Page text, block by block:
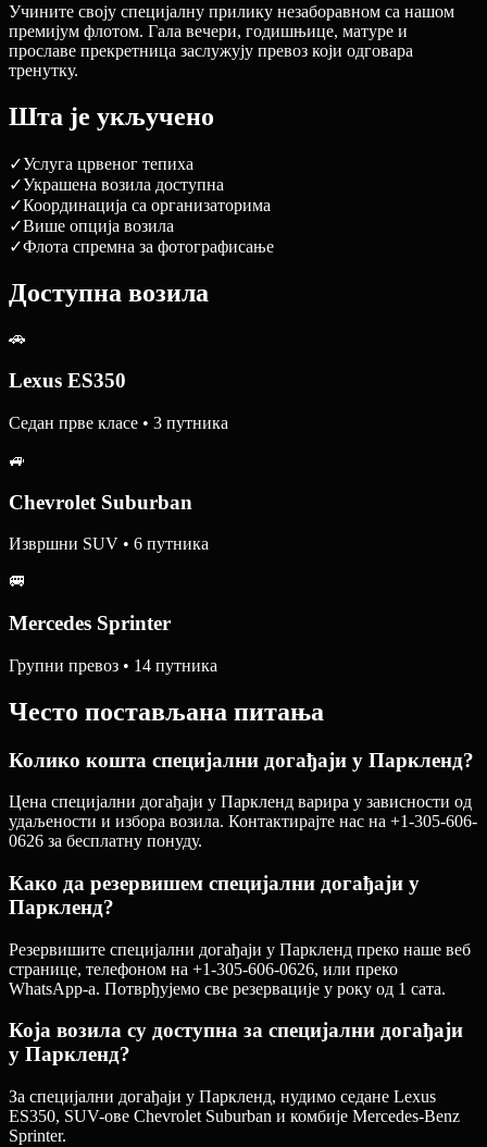
Учините своју специјалну прилику незаборавном са нашом
премијум флотом. Гала вечери, годишњице, матуре и
прославе прекретница заслужују превоз који одговара
тренутку.
Шта је укључено
✓Услуга црвеног тепиха
✓Украшена возила доступна
✓Координација са организаторима
✓Више опција возила
✓Флота спремна за фотографисање
Доступна возила
🚗
Lexus ES350
Седан прве класе • 3 путника
🚙
Chevrolet Suburban
Извршни SUV • 6 путника
🚐
Mercedes Sprinter
Групни превоз • 14 путника
Често постављана питања
Колико кошта специјални догађаји у Паркленд?
Цена специјални догађаји у Паркленд варира у зависности од
удаљености и избора возила. Контактирајте нас на +1-305-606-
0626 за бесплатну понуду.
Како да резервишем специјални догађаји у
Паркленд?
Резервишите специјални догађаји у Паркленд преко наше веб
странице, телефоном на +1-305-606-0626, или преко
WhatsApp-а. Потврђујемо све резервације у року од 1 сата.
Која возила су доступна за специјални догађаји
у Паркленд?
За специјални догађаји у Паркленд, нудимо седане Lexus
ES350, SUV-ове Chevrolet Suburban и комбије Mercedes-Benz
Sprinter.